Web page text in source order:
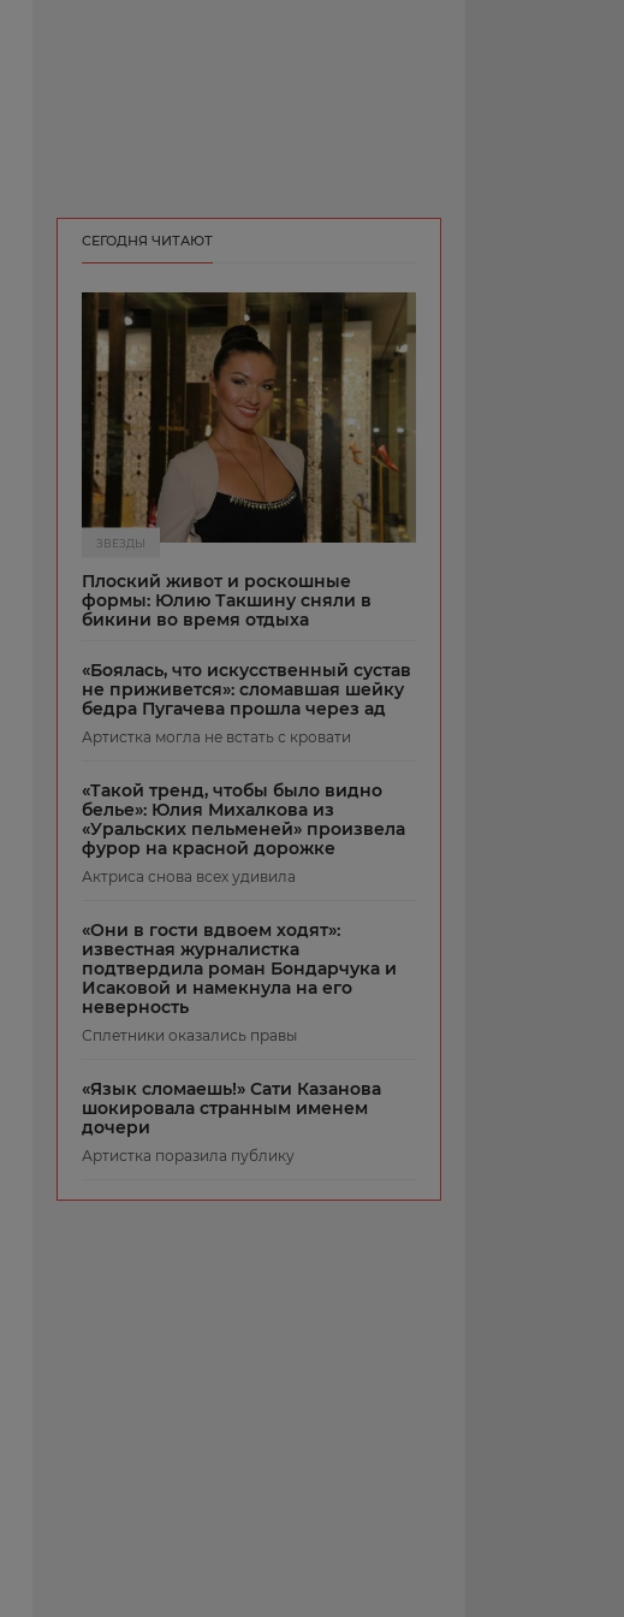
СЕГОДНЯ ЧИТАЮТ
ЗВЕЗДЫ
Плоский живот и роскошные
формы: Юлию Такшину сняли в
бикини во время отдыха
«Боялась, что искусственный сустав
не приживется»: сломавшая шейку
бедра Пугачева прошла через ад
Артистка могла не встать с кровати
«Такой тренд, чтобы было видно
белье»: Юлия Михалкова из
«Уральских пельменей» произвела
фурор на красной дорожке
Актриса снова всех удивила
«Они в гости вдвоем ходят»:
известная журналистка
подтвердила роман Бондарчука и
Исаковой и намекнула на его
неверность
Сплетники оказались правы
«Язык сломаешь!» Сати Казанова
шокировала странным именем
дочери
Артистка поразила публику